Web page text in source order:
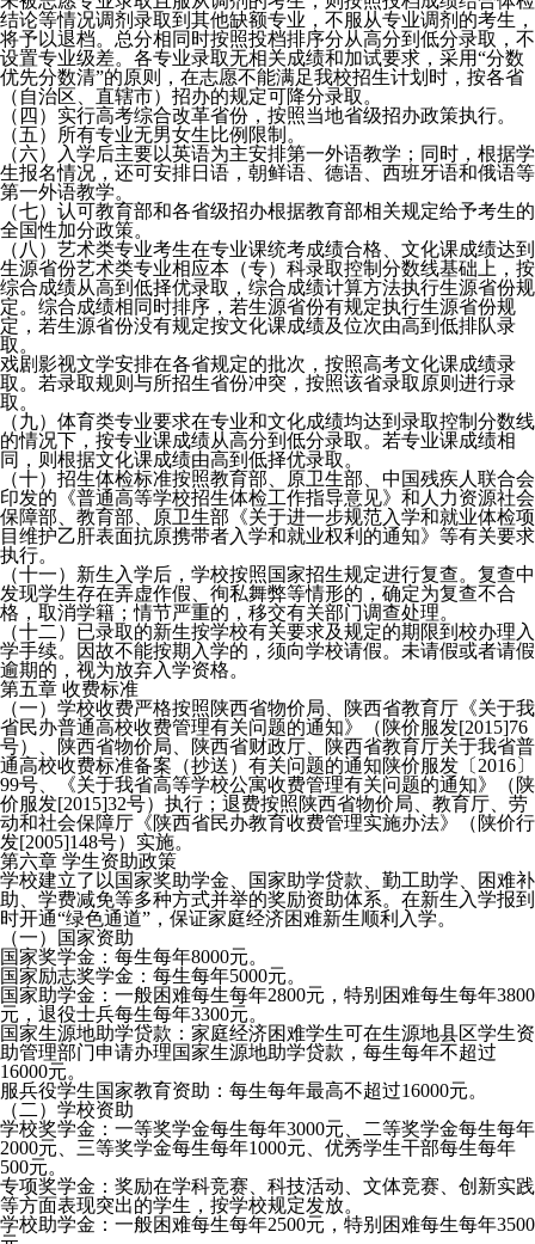
结论等情况调剂录取到其他缺额专业，不服从专业调剂的考生，
将予以退档。总分相同时按照投档排序分从高分到低分录取，不
设置专业级差。各专业录取无相关成绩和加试要求，采用“分数
优先分数清”的原则，在志愿不能满足我校招生计划时，按各省
（自治区、直辖市）招办的规定可降分录取。
（四）实行高考综合改革省份，按照当地省级招办政策执行。
（五）所有专业无男女生比例限制。
（六）入学后主要以英语为主安排第一外语教学；同时，根据学
生报名情况，还可安排日语，朝鲜语、德语、西班牙语和俄语等
第一外语教学。
（七）认可教育部和各省级招办根据教育部相关规定给予考生的
全国性加分政策。
（八）艺术类专业考生在专业课统考成绩合格、文化课成绩达到
生源省份艺术类专业相应本（专）科录取控制分数线基础上，按
综合成绩从高到低择优录取，综合成绩计算方法执行生源省份规
定。综合成绩相同时排序，若生源省份有规定执行生源省份规
定，若生源省份没有规定按文化课成绩及位次由高到低排队录
取。
戏剧影视文学安排在各省规定的批次，按照高考文化课成绩录
取。若录取规则与所招生省份冲突，按照该省录取原则进行录
取。
（九）体育类专业要求在专业和文化成绩均达到录取控制分数线
的情况下，按专业课成绩从高分到低分录取。若专业课成绩相
同，则根据文化课成绩由高到低择优录取。
（十）招生体检标准按照教育部、原卫生部、中国残疾人联合会
印发的《普通高等学校招生体检工作指导意见》和人力资源社会
保障部、教育部、原卫生部《关于进一步规范入学和就业体检项
目维护乙肝表面抗原携带者入学和就业权利的通知》等有关要求
执行。
（十一）新生入学后，学校按照国家招生规定进行复查。复查中
发现学生存在弄虚作假、徇私舞弊等情形的，确定为复查不合
格，取消学籍；情节严重的，移交有关部门调查处理。
（十二）已录取的新生按学校有关要求及规定的期限到校办理入
学手续。因故不能按期入学的，须向学校请假。未请假或者请假
逾期的，视为放弃入学资格。
第五章 收费标准
（一）学校收费严格按照陕西省物价局、陕西省教育厅《关于我
省民办普通高校收费管理有关问题的通知》（陕价服发[2015]76
号）、陕西省物价局、陕西省财政厅、陕西省教育厅关于我省普
通高校收费标准备案（抄送）有关问题的通知陕价服发〔2016〕
99号、《关于我省高等学校公寓收费管理有关问题的通知》（陕
价服发[2015]32号）执行；退费按照陕西省物价局、教育厅、劳
动和社会保障厅《陕西省民办教育收费管理实施办法》（陕价行
发[2005]148号）实施。
第六章 学生资助政策
学校建立了以国家奖助学金、国家助学贷款、勤工助学、困难补
助、学费减免等多种方式并举的奖励资助体系。在新生入学报到
时开通“绿色通道”，保证家庭经济困难新生顺利入学。
（一）国家资助
国家奖学金：每生每年8000元。
国家励志奖学金：每生每年5000元。
国家助学金：一般困难每生每年2800元，特别困难每生每年3800
元，退役士兵每生每年3300元。
国家生源地助学贷款：家庭经济困难学生可在生源地县区学生资
助管理部门申请办理国家生源地助学贷款，每生每年不超过
16000元。
服兵役学生国家教育资助：每生每年最高不超过16000元。
（二）学校资助
学校奖学金：一等奖学金每生每年3000元、二等奖学金每生每年
2000元、三等奖学金每生每年1000元、优秀学生干部每生每年
500元。
专项奖学金：奖励在学科竞赛、科技活动、文体竞赛、创新实践
等方面表现突出的学生，按学校规定发放。
学校助学金：一般困难每生每年2500元，特别困难每生每年3500